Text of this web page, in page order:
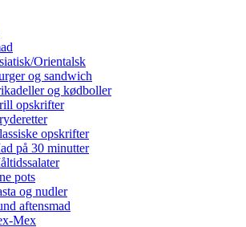
Orientalsk
og sandwich
og kødboller
opskrifter
opskrifter
på 30 minutter
pots
og nudler
aftensmad
Mex